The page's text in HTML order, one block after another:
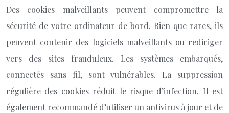
Des cookies malveillants peuvent compromettre la
sécurité de votre ordinateur de bord. Bien que rares, ils
peuvent contenir des logiciels malveillants ou rediriger
vers des sites frauduleux. Les systèmes embarqués,
connectés sans fil, sont vulnérables. La suppression
régulière des cookies réduit le risque d’infection. Il est
également recommandé d’utiliser un antivirus à jour et de